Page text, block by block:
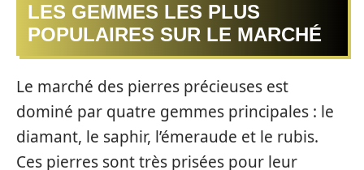
LES GEMMES LES PLUS
POPULAIRES SUR LE MARCHÉ
Le marché des pierres précieuses est
dominé par quatre gemmes principales : le
diamant, le saphir, l’émeraude et le rubis.
Ces pierres sont très prisées pour leur